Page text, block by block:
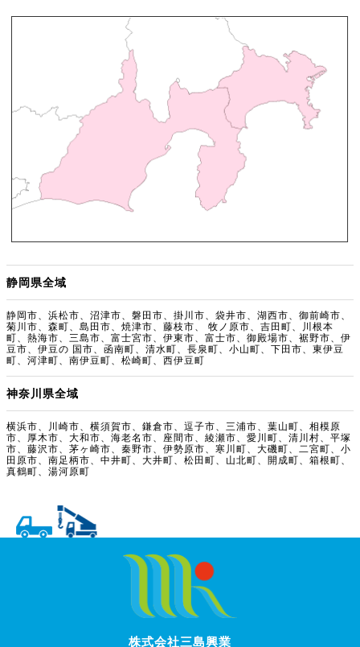
静岡県全域
静岡市、浜松市、沼津市、磐田市、掛川市、袋井市、湖西市、御前崎市、
菊川市、森町、島田市、焼津市、藤枝市、 牧ノ原市、吉田町、川根本
町、熱海市、三島市、富士宮市、伊東市、富士市、御殿場市、裾野市、伊
豆市、伊豆の 国市、函南町、清水町、長泉町、小山町、下田市、東伊豆
町、河津町、南伊豆町、松崎町、西伊豆町
神奈川県全域
横浜市、川崎市、横須賀市、鎌倉市、逗子市、三浦市、葉山町、相模原
市、厚木市、大和市、海老名市、座間市、綾瀬市、愛川町、清川村、平塚
市、藤沢市、茅ヶ崎市、秦野市、伊勢原市、寒川町、大磯町、二宮町、小
田原市、南足柄市、中井町、大井町、松田町、山北町、開成町、箱根町、
真鶴町、湯河原町
株式会社三島興業